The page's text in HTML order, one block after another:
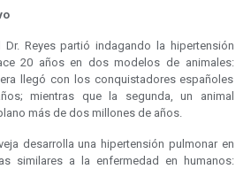
Reyes partió indagando la hipertensión
20 años en dos modelos de animales:
llegó con los conquistadores españoles
mientras que la segunda, un animal
más de dos millones de años.
desarrolla una hipertensión pulmonar en
similares a la enfermedad en humanos: